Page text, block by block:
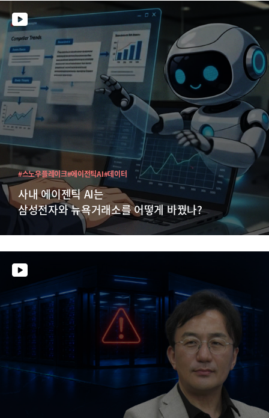
사내 에이젠틱 AI는
삼성전자와 뉴욕거래소를 어떻게 바꿨나?
#스노우플레이크#에이전틱AI#데이터